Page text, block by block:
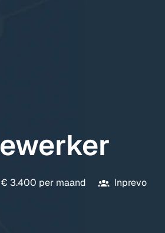
3.400 per maand Inprevo